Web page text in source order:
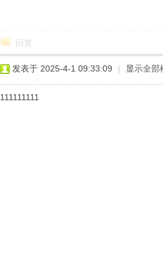
回复
发表于 2025-4-1 09:33:09 | 显示全部
111111111